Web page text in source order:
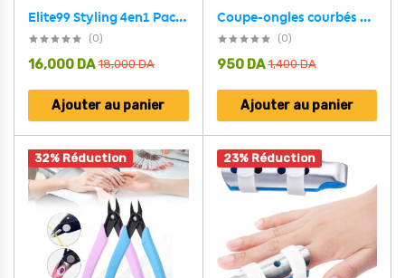
Elite99 Styling 4en1 Pack Ultime pour des Cheveux Parfaits – مجموعة العناية بالشعر 4في1
(0)
18,000DA
16,000 DA
Ajouter au panier
Coupe-ongles courbés en acier inoxydable pour ongles épais – مقص أظافر بتصميم منحني للأظافر السميكة
(0)
1,400DA
950 DA
Ajouter au panier
32% Réduction 23% Réduction